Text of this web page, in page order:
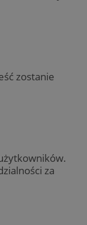
zostanie
za